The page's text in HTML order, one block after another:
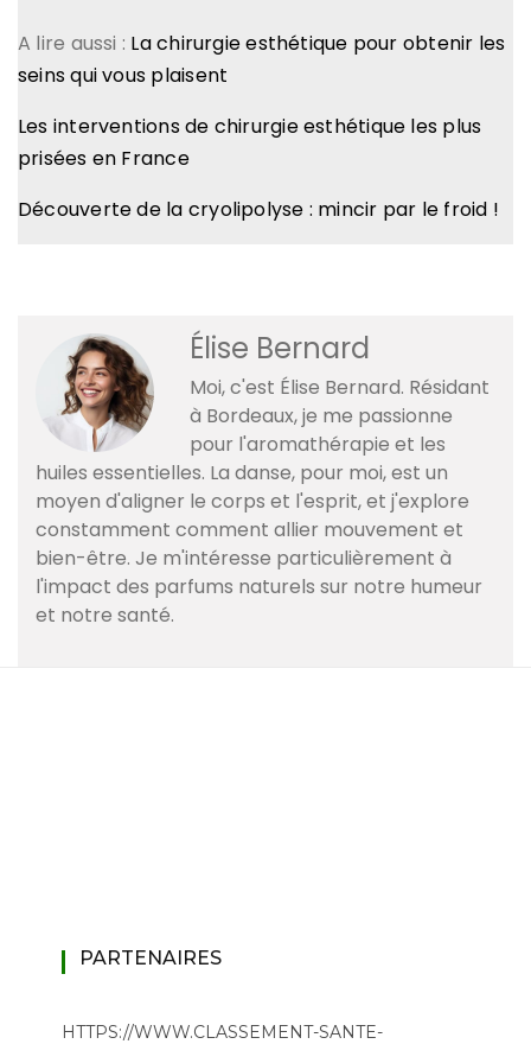
A lire aussi : La chirurgie esthétique pour obtenir les
seins qui vous plaisent
Les interventions de chirurgie esthétique les plus
prisées en France
Découverte de la cryolipolyse : mincir par le froid !
Élise Bernard
Moi, c'est Élise Bernard. Résidant
à Bordeaux, je me passionne
pour l'aromathérapie et les
huiles essentielles. La danse, pour moi, est un
moyen d'aligner le corps et l'esprit, et j'explore
constamment comment allier mouvement et
bien-être. Je m'intéresse particulièrement à
l'impact des parfums naturels sur notre humeur
et notre santé.
PARTENAIRES
HTTPS://WWW.CLASSEMENT-SANTE-